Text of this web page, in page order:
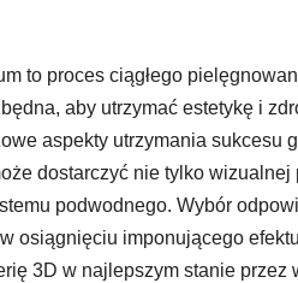
to proces ciągłego
aby utrzymać estetykę i
aspekty utrzymania sukcesu
dostarczyć nie tylko
podwodnego. Wybór
osiągnięciu imponującego
3D w najlepszym stanie przez